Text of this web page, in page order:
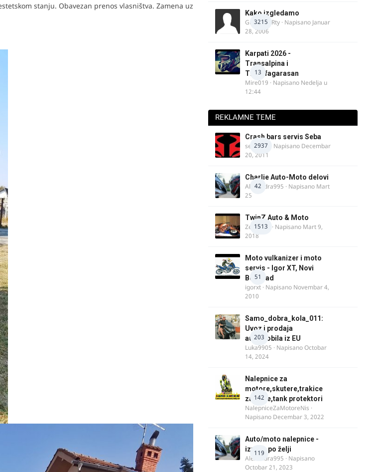
stanju. Obavezan prenos vlasništva. Zamena uz
3215
Kako izgledamo
Guest diRRty · Napisano Januar
28, 2006
13
Karpati 2026 -
Transalpina i
Transfagarasan
Mire019 · Napisano Nedelja u
12:44
REKLAMNE TEME
2937
Crash bars servis Seba
seba011 · Napisano Decembar
20, 2011
42
Charlie Auto-Moto delovi
Alexandra995 · Napisano Mart
25
1513
TwinZ Auto & Moto
Zeljkamp · Napisano Mart 9,
2018
51
Moto vulkanizer i moto
servis - Igor XT, Novi
Beograd
igorxt · Napisano Novembar 4,
2010
203
Samo_dobra_kola_011:
Uvoz i prodaja
automobila iz EU
Luka9905 · NapisanoOctobar
14, 2024
142
Nalepnice za
motore,skutere,trakice
za felne,tank protektori
NalepniceZaMotoreNis ·
Napisano Decembar 3, 2022
119
Auto/moto nalepnice -
izrada po želji
Alexandra995 · Napisano
Octobar 21, 2023